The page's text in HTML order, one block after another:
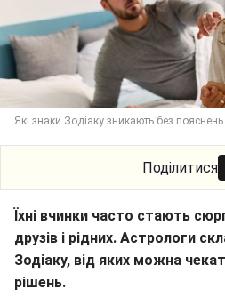
Які знаки Зодіаку зникають без
Поділитися
Їхні вчинки часто стають
друзів і рідних. Астрологи
Зодіаку, від яких можна
рішень.